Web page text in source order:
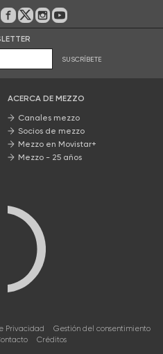
En Facebook
En Twitter
En Instagram
En Youtube
SUSCRÍBETE
ACERCA DE MEZZO
Canales mezzo
Socios de mezzo
Mezzo en Movistar+
Mezzo - 25 años
Privacidad
Gestión del consentimiento
Créditos